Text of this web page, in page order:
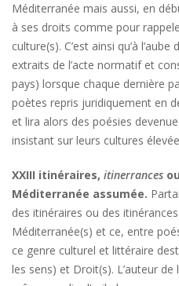
Méditerranée mais aussi, en
à ses droits comme pour
culture(s). C’est ainsi qu’à
extraits de l’acte normatif et
pays) lorsque chaque dernière
poètes repris juridiquement en
et lira alors des poésies
insistant sur leurs cultures
XXIII itinéraires, itinerrances
Méditerranée assumée.
des itinéraires ou des
Méditerranée(s) et ce, entre
ce genre culturel et littéraire
les sens) et Droit(s). L’auteur